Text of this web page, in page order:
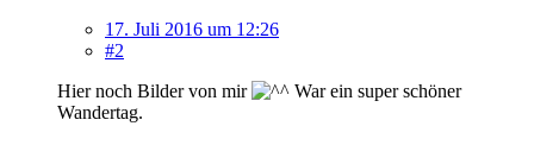
17. Juli 2016 um 12:26
#2
Hier noch Bilder von mir
War ein super schöner
Wandertag.